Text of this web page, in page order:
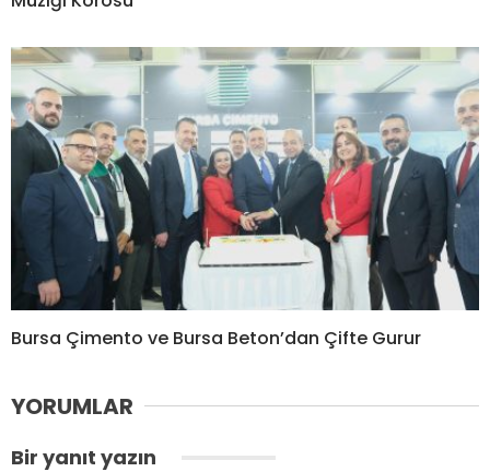
Bursa Çimento ve Bursa Beton’dan Çifte Gurur
YORUMLAR
Bir yanıt yazın